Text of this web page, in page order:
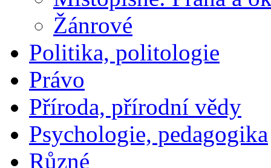
Žánrové
Politika, politologie
Právo
Příroda, přírodní vědy
Psychologie, pedagogika
Různé